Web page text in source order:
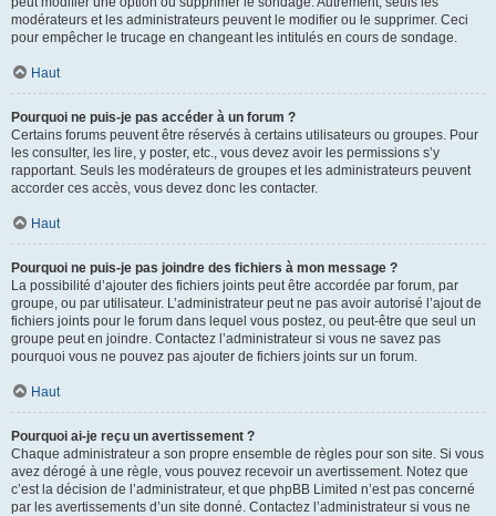
modérateurs et les administrateurs peuvent le modifier ou le supprimer. Ceci
pour empêcher le trucage en changeant les intitulés en cours de sondage.
Haut
Pourquoi ne puis-je pas accéder à un forum ?
Certains forums peuvent être réservés à certains utilisateurs ou groupes. Pour
les consulter, les lire, y poster, etc., vous devez avoir les permissions s’y
rapportant. Seuls les modérateurs de groupes et les administrateurs peuvent
accorder ces accès, vous devez donc les contacter.
Haut
Pourquoi ne puis-je pas joindre des fichiers à mon message ?
La possibilité d’ajouter des fichiers joints peut être accordée par forum, par
groupe, ou par utilisateur. L’administrateur peut ne pas avoir autorisé l’ajout de
fichiers joints pour le forum dans lequel vous postez, ou peut-être que seul un
groupe peut en joindre. Contactez l’administrateur si vous ne savez pas
pourquoi vous ne pouvez pas ajouter de fichiers joints sur un forum.
Haut
Pourquoi ai-je reçu un avertissement ?
Chaque administrateur a son propre ensemble de règles pour son site. Si vous
avez dérogé à une règle, vous pouvez recevoir un avertissement. Notez que
c’est la décision de l’administrateur, et que phpBB Limited n’est pas concerné
par les avertissements d’un site donné. Contactez l’administrateur si vous ne